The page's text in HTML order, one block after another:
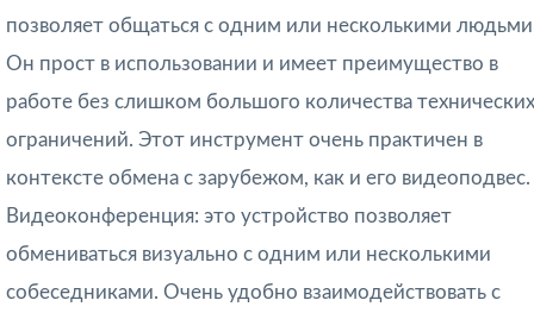
позволяет общаться с одним или несколькими
Он прост в использовании и имеет преимущество в
работе без слишком большого количества технических
ограничений. Этот инструмент очень практичен в
контексте обмена с зарубежом, как и его видеоподвес.
Видеоконференция: это устройство позволяет
обмениваться визуально с одним или несколькими
собеседниками. Очень удобно взаимодействовать с